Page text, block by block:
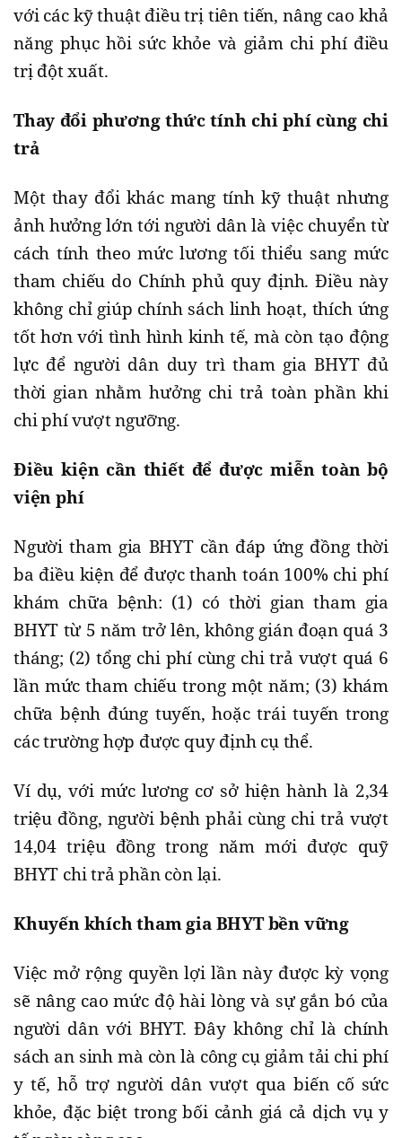
với các kỹ thuật điều trị tiên tiến, nâng cao khả
năng phục hồi sức khỏe và giảm chi phí điều
trị đột xuất.
Thay đổi phương thức tính chi phí cùng chi
trả
Một thay đổi khác mang tính kỹ thuật nhưng
ảnh hưởng lớn tới người dân là việc chuyển từ
cách tính theo mức lương tối thiểu sang mức
tham chiếu do Chính phủ quy định. Điều này
không chỉ giúp chính sách linh hoạt, thích ứng
tốt hơn với tình hình kinh tế, mà còn tạo động
lực để người dân duy trì tham gia BHYT đủ
thời gian nhằm hưởng chi trả toàn phần khi
chi phí vượt ngưỡng.
Điều kiện cần thiết để được miễn toàn bộ
viện phí
Người tham gia BHYT cần đáp ứng đồng thời
ba điều kiện để được thanh toán 100% chi phí
khám chữa bệnh: (1) có thời gian tham gia
BHYT từ 5 năm trở lên, không gián đoạn quá 3
tháng; (2) tổng chi phí cùng chi trả vượt quá 6
lần mức tham chiếu trong một năm; (3) khám
chữa bệnh đúng tuyến, hoặc trái tuyến trong
các trường hợp được quy định cụ thể.
Ví dụ, với mức lương cơ sở hiện hành là 2,34
triệu đồng, người bệnh phải cùng chi trả vượt
14,04 triệu đồng trong năm mới được quỹ
BHYT chi trả phần còn lại.
Khuyến khích tham gia BHYT bền vững
Việc mở rộng quyền lợi lần này được kỳ vọng
sẽ nâng cao mức độ hài lòng và sự gắn bó của
người dân với BHYT. Đây không chỉ là chính
sách an sinh mà còn là công cụ giảm tải chi phí
y tế, hỗ trợ người dân vượt qua biến cố sức
khỏe, đặc biệt trong bối cảnh giá cả dịch vụ y